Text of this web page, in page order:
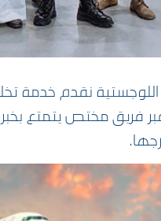
اللوجستية نقدم خدمة
عبر فريق مختص يتمتع